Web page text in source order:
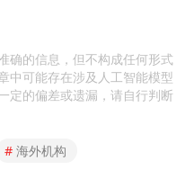
确的信息，但不构成任何形式
中可能存在涉及人工智能模型
定的偏差或遗漏，请自行判断
# 海外机构